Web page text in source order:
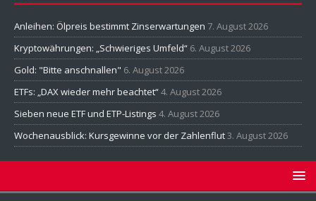
Anleihen: Ölpreis bestimmt Zinserwartungen 7. August 2026
Kryptowährungen: „Schwieriges Umfeld“ 6. August 2026
Gold: "Bitte anschnallen" 6. August 2026
ETFs: „DAX wieder mehr beachtet“4. August 2026
Sieben neue ETF und ETP-Listings 4. August 2026
Wochenausblick: Kursgewinne vor der Zahlenflut3. August 2026